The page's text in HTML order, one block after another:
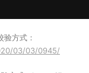
方式：
03/03/0945/